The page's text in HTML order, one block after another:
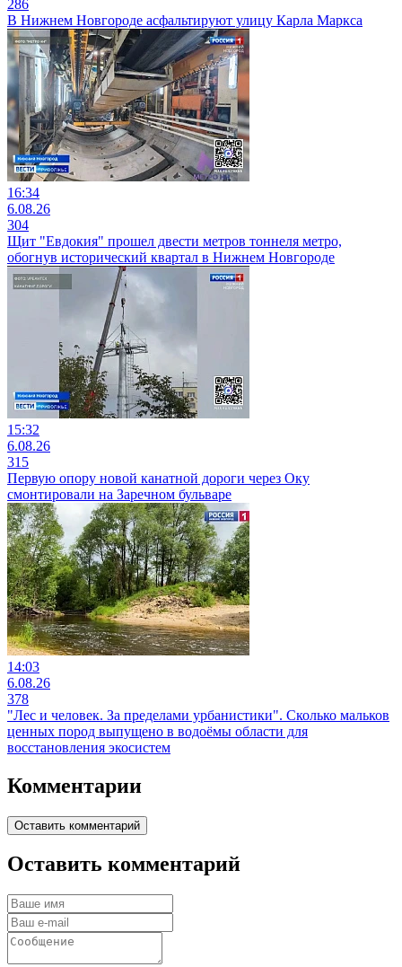
286
В Нижнем Новгороде асфальтируют улицу Карла Маркса
16:34
6.08.26
304
Щит "Евдокия" прошел двести метров тоннеля метро,
обогнув исторический квартал в Нижнем Новгороде
15:32
6.08.26
315
Первую опору новой канатной дороги через Оку
смонтировали на Заречном бульваре
14:03
6.08.26
378
"Лес и человек. За пределами урбанистики". Сколько мальков
ценных пород выпущено в водоёмы области для
восстановления экосистем
Комментарии
Оставить комментарий
Оставить комментарий